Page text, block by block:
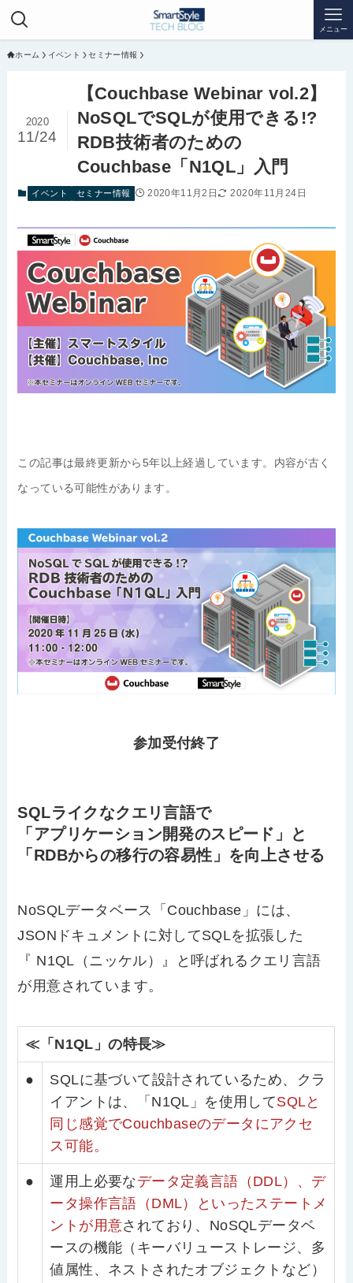
メニュー
ホーム イベント セミナー情報
【Couchbase Webinar vol.2】
NoSQLでSQLが使用できる!?
RDB技術者のための
Couchbase「N1QL」入門
2020
11/24
イベント セミナー情報 2020年11月2日 2020年11月24日
この記事は最終更新から5年以上経過しています。内容が古く
なっている可能性があります。
参加受付終了
SQLライクなクエリ言語で
「アプリケーション開発のスピード」と
「RDBからの移行の容易性」を向上させる
NoSQLデータベース「Couchbase」には、
JSONドキュメントに対してSQLを拡張した
『 N1QL（ニッケル）』と呼ばれるクエリ言語
が用意されています。
≪「N1QL」の特長≫
●
SQLに基づいて設計されているため、クラ
イアントは、「N1QL」を使用してSQLと
同じ感覚でCouchbaseのデータにアクセ
ス可能。
● 運用上必要なデータ定義言語（DDL）、デ
ータ操作言語（DML）といったステートメ
ントが用意されており、NoSQLデータベ
ースの機能（キーバリューストレージ、多
値属性、ネストされたオブジェクトなど）